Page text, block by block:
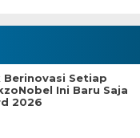
Setiap
Ini Baru Saja
2026